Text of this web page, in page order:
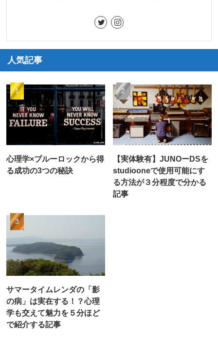
人気記事
心理学×ブルーロックから得
る成功の3つの秘訣
【実体験有】JUNOーDSを
studiooneで使用可能にす
る方法が３分程度で分かる
記事
サマータイムレンダの「影
の病」は実在する！？心理
学も交えて魅力を５分ほど
で紹介する記事